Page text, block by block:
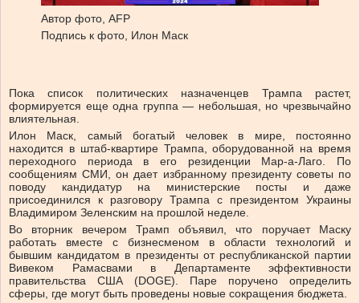
Автор фото, AFP
Подпись к фото, Илон Маск
Пока список политических назначенцев Трампа растет,
формируется еще одна группа — небольшая, но чрезвычайно
влиятельная.
Илон Маск, самый богатый человек в мире, постоянно
находится в штаб-квартире Трампа, оборудованной на время
переходного периода в его резиденции Мар-а-Лаго. По
сообщениям СМИ, он дает избранному президенту советы по
поводу кандидатур на министерские посты и даже
присоединился к разговору Трампа с президентом Украины
Владимиром Зеленским на прошлой неделе.
Во вторник вечером Трамп объявил, что поручает Маску
работать вместе с бизнесменом в области технологий и
бывшим кандидатом в президенты от республиканской партии
Вивеком Рамасвами в Департаменте эффективности
правительства США (DOGE). Паре поручено определить
сферы, где могут быть проведены новые сокращения бюджета.